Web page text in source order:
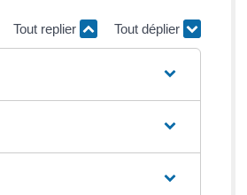
Tout replier Tout déplier